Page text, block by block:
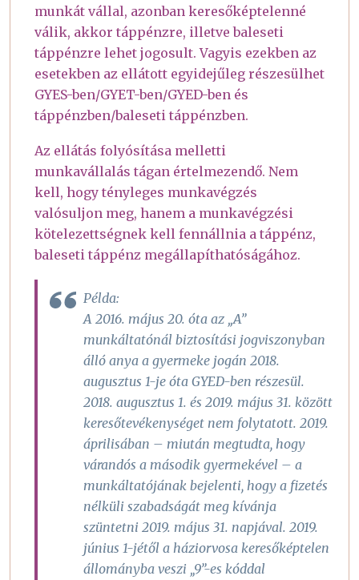
munkát vállal, azonban keresőképtelenné
válik, akkor táppénzre, illetve baleseti
táppénzre lehet jogosult. Vagyis ezekben az
esetekben az ellátott egyidejűleg részesülhet
GYES-ben/GYET-ben/GYED-ben és
táppénzben/baleseti táppénzben.
Az ellátás folyósítása melletti
munkavállalás tágan értelmezendő. Nem
kell, hogy tényleges munkavégzés
valósuljon meg, hanem a munkavégzési
kötelezettségnek kell fennállnia a táppénz,
baleseti táppénz megállapíthatóságához.
Példa:
A 2016. május 20. óta az „A”
munkáltatónál biztosítási jogviszonyban
álló anya a gyermeke jogán 2018.
augusztus 1-je óta GYED-ben részesül.
2018. augusztus 1. és 2019. május 31. között
keresőtevékenységet nem folytatott. 2019.
áprilisában – miután megtudta, hogy
várandós a második gyermekével – a
munkáltatójának bejelenti, hogy a fizetés
nélküli szabadságát meg kívánja
szüntetni 2019. május 31. napjával. 2019.
június 1-jétől a háziorvosa keresőképtelen
állományba veszi „9”-es kóddal